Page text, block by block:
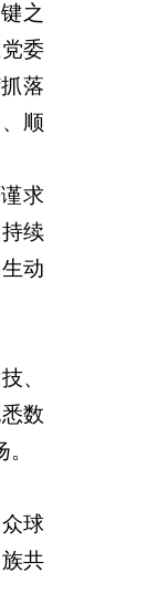
之
委
落
顺
求
续
动
、
数
球
共